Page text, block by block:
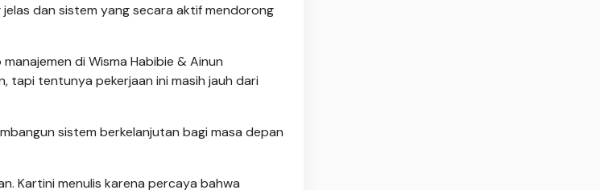
dan sistem yang secara aktif mendorong
di Wisma Habibie & Ainun
tapi tentunya pekerjaan ini masih jauh dari
sistem berkelanjutan bagi masa depan
Kartini menulis karena percaya bahwa